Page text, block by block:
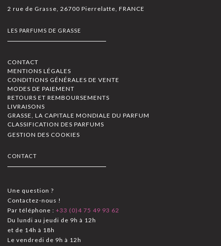
2 rue de Grasse, 26700 Pierrelatte, FRANCE
LES PARFUMS DE GRASSE
CONTACT
MENTIONS LÉGALES
CONDITIONS GÉNÉRALES DE VENTE
MODES DE PAIEMENT
RETOURS ET REMBOURSEMENTS
LIVRAISONS
GRASSE, LA CAPITALE MONDIALE DU PARFUM
CLASSIFICATION DES PARFUMS
GESTION DES COOKIES
CONTACT
Une question ?
Contactez-nous !
Par téléphone : +33 (0)4 75 49 93 62
Du lundi au jeudi de 9h à 12h
et de 14h à 18h
Le vendredi de 9h à 12h